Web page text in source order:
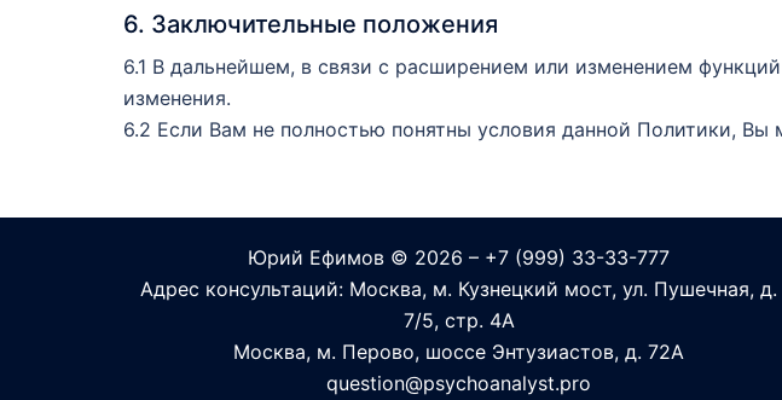
6. Заключительные положения
6.1 В дальнейшем, в связи с расширением или изменением
изменения.
6.2 Если Вам не полностью понятны условия данной Политики,
Юрий Ефимов © 2026 – +7 (999) 33-33-777
Адрес консультаций: Москва, м. Кузнецкий мост, ул. Пушечная, д.
7/5, стр. 4А
Москва, м. Перово, шоссе Энтузиастов, д. 72А
question@psychoanalyst.pro